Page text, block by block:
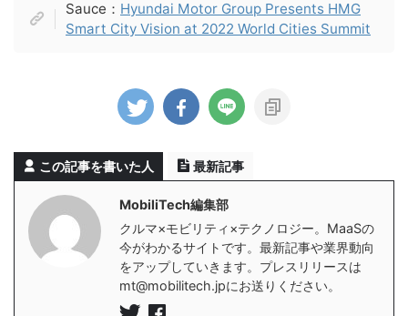
Sauce： Hyundai Motor Group Presents HMG
Smart City Vision at 2022 World Cities Summit
この記事を書いた人 最新記事
MobiliTech編集部
クルマ×モビリティ×テクノロジー。MaaSの
今がわかるサイトです。最新記事や業界動向
をアップしていきます。プレスリリースは
mt@mobilitech.jpにお送りください。